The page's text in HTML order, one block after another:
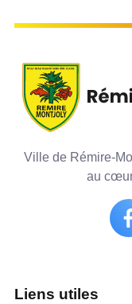
Ville de Rémire-
au
Liens utiles